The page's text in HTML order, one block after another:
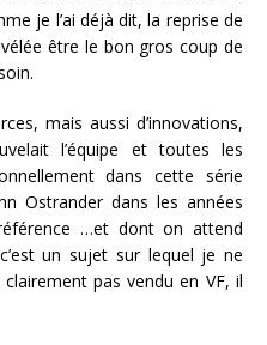
je l’ai déjà dit, la reprise de
être le bon gros coup de
mais aussi d’innovations,
l’équipe et toutes les
dans cette série
Ostrander dans les années
…et dont on attend
un sujet sur lequel je ne
pas vendu en VF, il